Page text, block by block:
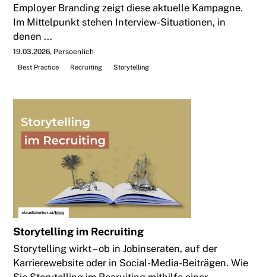
Employer Branding zeigt diese aktuelle Kampagne.
Im Mittelpunkt stehen Interview-Situationen, in
denen ...
19.03.2026 Persoenlich
Best Practice
Recruiting Storytelling
Storytelling im Recruiting
Storytelling wirkt – ob in Jobinseraten, auf der
Karrierewebsite oder in Social-Media-Beiträgen. Wie